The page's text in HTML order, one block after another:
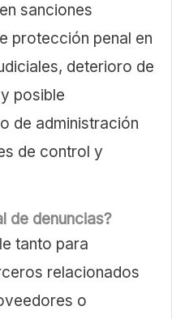
sanciones
protección penal en
deterioro de
posible
de administración
de control y
de denuncias?
tanto para
relacionados
o